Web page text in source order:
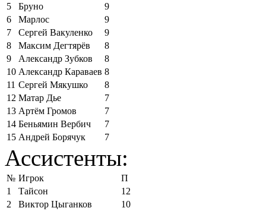
5
Бруно
9
6
Марлос
9
7
Сергей Вакуленко
9
8
Максим Дегтярёв
8
9
Александр Зубков
8
10 Александр Караваев 8
11 Сергей Мякушко
8
12 Матар Дье
7
13 Артём Громов
7
14 Беньямин Вербич
7
15 Андрей Борячук 7
Ассистенты:
№ Игрок
П
1
Тайсон
12
2
Виктор Цыганков
10